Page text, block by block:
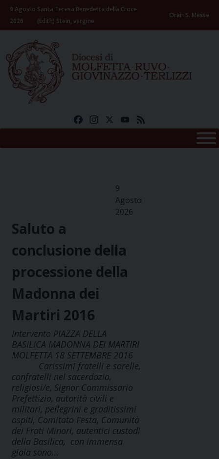
Skip
content
9 Agosto
2026
Santa Teresa Benedetta della Croce
(Edith) Stein, vergine
Orari S. Messe
FacebookInstagramYouTube
9
Agosto
2026
Saluto a
conclusione della
processione della
Madonna dei
Martiri 2016
Intervento PIAZZA DELLA
BASILICA MADONNA DEI MARTIRI
MOLFETTA 18 SETTEMBRE 2016
Carissimi fratelli e sorelle,
confratelli nel sacerdozio,
religiosi/e, Signor Commissario
Prefettizio, autorità civili e
militari, pellegrini e graditissimi
ospiti, Comitato Festa, Comunità
dei Frati Minori, autentici custodi
della Basilica, con immensa
gioia sono…